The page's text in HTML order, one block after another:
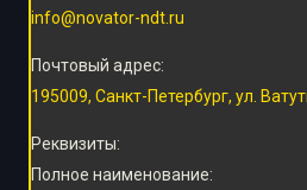
info@novator-ndt.ru
Почтовый адрес:
195009, Санкт-Петербург, ул.
Реквизиты:
Полное наименование: